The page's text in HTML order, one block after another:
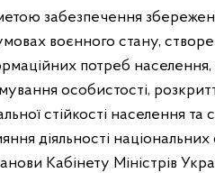
воєнного стану,
потреб
особистості,
стійкості населення
діяльності
Кабінету Міністрів